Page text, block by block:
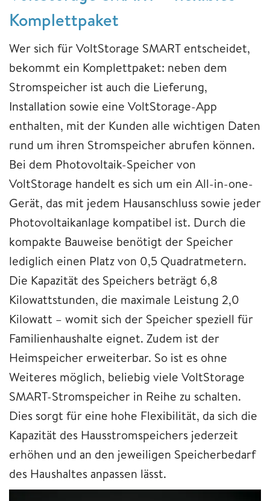
Komplettpaket
Wer sich für VoltStorage SMART entscheidet,
bekommt ein Komplettpaket: neben dem
Stromspeicher ist auch die Lieferung,
Installation sowie eine VoltStorage-App
enthalten, mit der Kunden alle wichtigen Daten
rund um ihren Stromspeicher abrufen können.
Bei dem Photovoltaik-Speicher von
VoltStorage handelt es sich um ein All-in-one-
Gerät, das mit jedem Hausanschluss sowie jeder
Photovoltaikanlage kompatibel ist. Durch die
kompakte Bauweise benötigt der Speicher
lediglich einen Platz von 0,5 Quadratmetern.
Die Kapazität des Speichers beträgt 6,8
Kilowattstunden, die maximale Leistung 2,0
Kilowatt – womit sich der Speicher speziell für
Familienhaushalte eignet. Zudem ist der
Heimspeicher erweiterbar. So ist es ohne
Weiteres möglich, beliebig viele VoltStorage
SMART-Stromspeicher in Reihe zu schalten.
Dies sorgt für eine hohe Flexibilität, da sich die
Kapazität des Hausstromspeichers jederzeit
erhöhen und an den jeweiligen Speicherbedarf
des Haushaltes anpassen lässt.